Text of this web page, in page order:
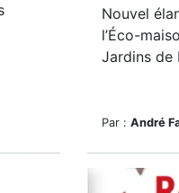
Nouvel
l’Éco-
Jardins de
Par : André